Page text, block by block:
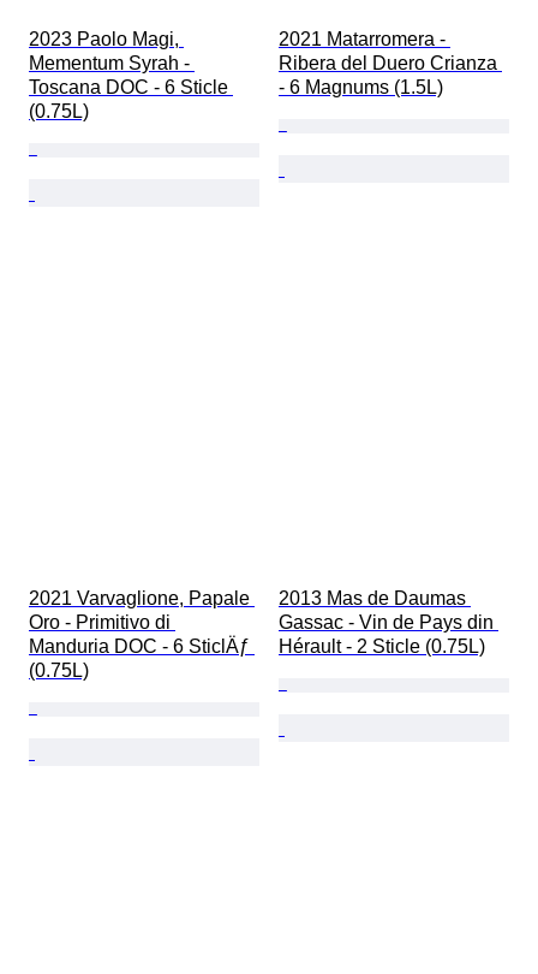
2023 Paolo Magi,
Mementum Syrah -
Toscana DOC - 6 Sticle
(0.75L)
2021 Matarromera -
Ribera del Duero Crianza
- 6 Magnums (1.5L)
2021 Varvaglione, Papale
Oro - Primitivo di
Manduria DOC - 6 SticlÄƒ
(0.75L)
2013 Mas de Daumas
Gassac - Vin de Pays din
Hérault - 2 Sticle (0.75L)